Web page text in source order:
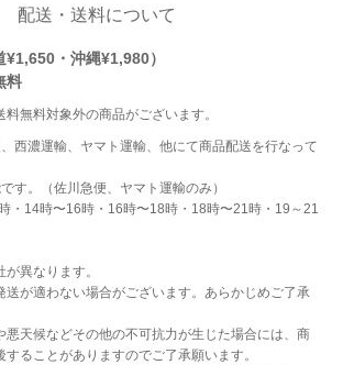
配送・送料について
・沖縄¥1,980）
料
無料対象外の商品がございます。
西濃運輸、ヤマト運輸、他にて商品配送を行なって
す。（佐川急便、ヤマト運輸のみ）
・14時〜16時・16時〜18時・18時〜21時・19～21
異なります。
が適わない場合がございます。あらかじめご了承
天候などその他の不可抗力が生じた場合には、商
ることがありますのでご了承願います。